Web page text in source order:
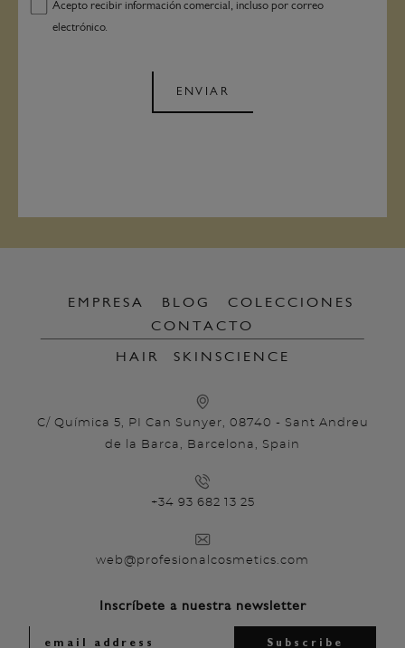
Acepto recibir información comercial, incluso por correo
electrónico.
ENVIAR
EMPRESA BLOG
COLECCIONES
CONTACTO
HAIR SKINSCIENCE
C/ Química 5, PI Can Sunyer, 08740 - Sant Andreu
de la Barca, Barcelona, Spain
+34 93 682 13 25
web@profesionalcosmetics.com
Inscríbete a nuestra newsletter